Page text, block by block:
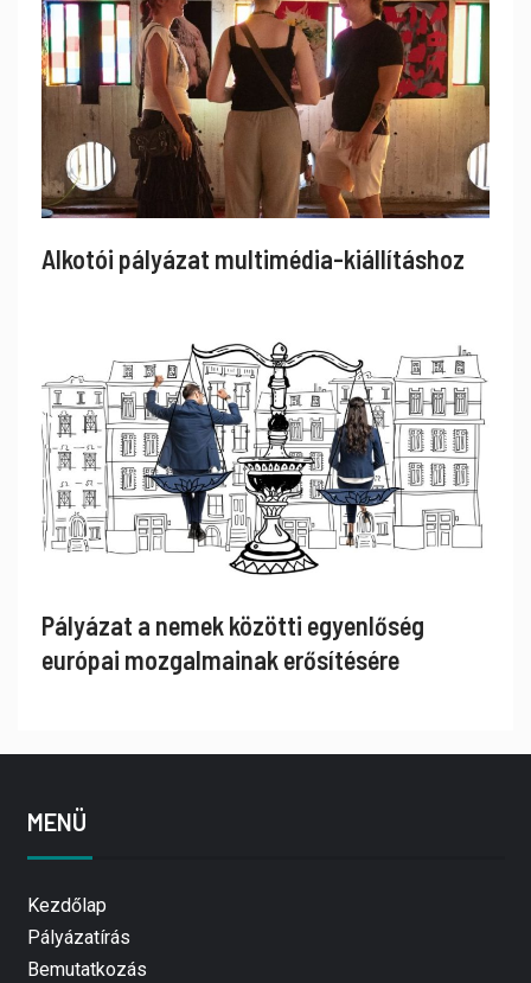
Alkotói pályázat multimédia-kiállításhoz
Pályázat a nemek közötti egyenlőség
európai mozgalmainak erősítésére
MENÜ
Kezdőlap
Pályázatírás
Bemutatkozás